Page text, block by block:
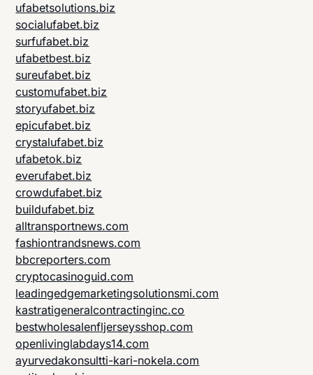
ufabetsolutions.biz
socialufabet.biz
surfufabet.biz
ufabetbest.biz
sureufabet.biz
customufabet.biz
storyufabet.biz
epicufabet.biz
crystalufabet.biz
ufabetok.biz
everufabet.biz
crowdufabet.biz
buildufabet.biz
alltransportnews.com
fashiontrandsnews.com
bbcreporters.com
cryptocasinoguid.com
leadingedgemarketingsolutionsmi.com
kastratigeneralcontractinginc.co
bestwholesalenfljerseysshop.com
openlivinglabdays14.com
ayurvedakonsultti-kari-nokela.com